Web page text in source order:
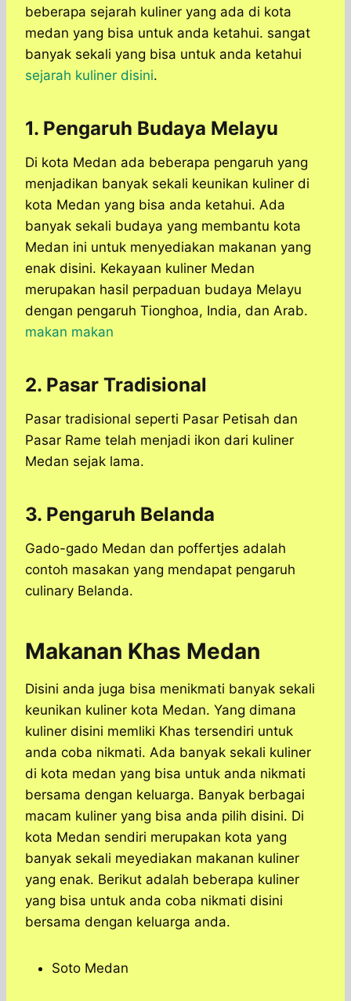
beberapa sejarah kuliner yang ada di kota
medan yang bisa untuk anda ketahui. sangat
banyak sekali yang bisa untuk anda ketahui
sejarah kuliner disini.
1. Pengaruh Budaya Melayu
Di kota Medan ada beberapa pengaruh yang
menjadikan banyak sekali keunikan kuliner di
kota Medan yang bisa anda ketahui. Ada
banyak sekali budaya yang membantu kota
Medan ini untuk menyediakan makanan yang
enak disini. Kekayaan kuliner Medan
merupakan hasil perpaduan budaya Melayu
dengan pengaruh Tionghoa, India, dan Arab.
makan makan
2. Pasar Tradisional
Pasar tradisional seperti Pasar Petisah dan
Pasar Rame telah menjadi ikon dari kuliner
Medan sejak lama.
3. Pengaruh Belanda
Gado-gado Medan dan poffertjes adalah
contoh masakan yang mendapat pengaruh
culinary Belanda.
Makanan Khas Medan
Disini anda juga bisa menikmati banyak sekali
keunikan kuliner kota Medan. Yang dimana
kuliner disini memliki Khas tersendiri untuk
anda coba nikmati. Ada banyak sekali kuliner
di kota medan yang bisa untuk anda nikmati
bersama dengan keluarga. Banyak berbagai
macam kuliner yang bisa anda pilih disini. Di
kota Medan sendiri merupakan kota yang
banyak sekali meyediakan makanan kuliner
yang enak. Berikut adalah beberapa kuliner
yang bisa untuk anda coba nikmati disini
bersama dengan keluarga anda.
Soto Medan